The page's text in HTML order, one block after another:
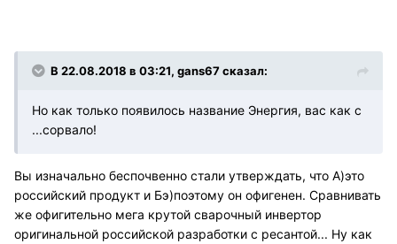
В 22.08.2018 в 03:21, gans67 сказал:
Но как только появилось название Энергия, вас как с
...сорвало!
Вы изначально беспочвенно стали утверждать, что А)это
российский продукт и Бэ)поэтому он офигенен. Сравнивать
же офигительно мега крутой сварочный инвертор
оригинальной российской разработки с ресантой... Ну как